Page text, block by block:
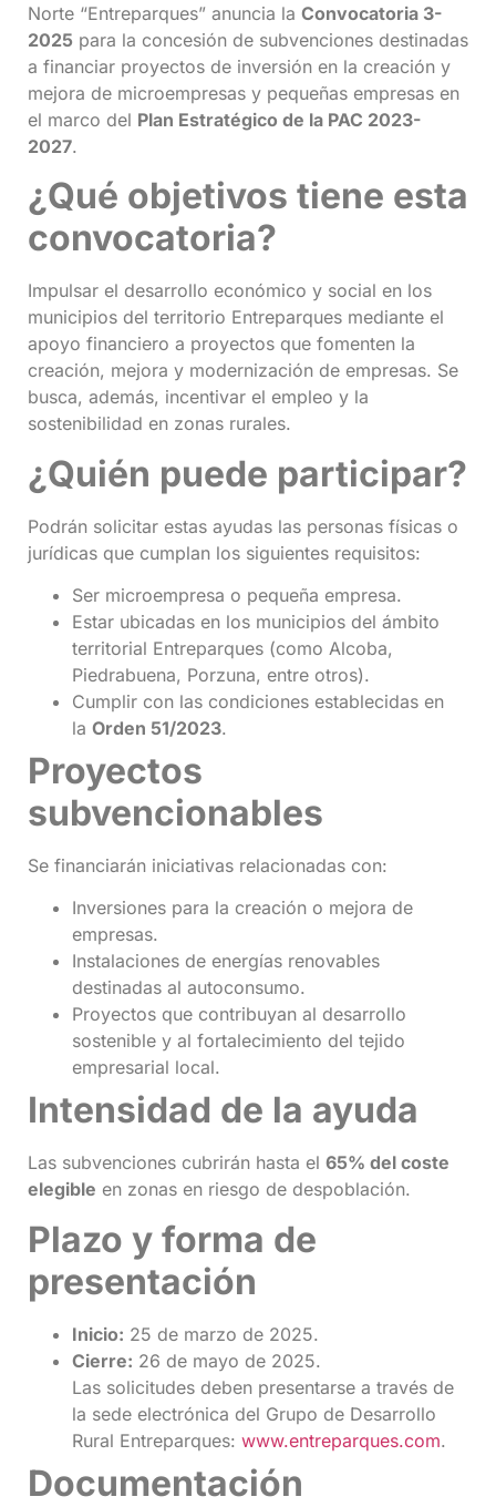
Norte “Entreparques” anuncia la Convocatoria 3-
2025 para la concesión de subvenciones destinadas
a financiar proyectos de inversión en la creación y
mejora de microempresas y pequeñas empresas en
el marco del Plan Estratégico de la PAC 2023-
2027.
¿Qué objetivos tiene esta
convocatoria?
Impulsar el desarrollo económico y social en los
municipios del territorio Entreparques mediante el
apoyo financiero a proyectos que fomenten la
creación, mejora y modernización de empresas. Se
busca, además, incentivar el empleo y la
sostenibilidad en zonas rurales.
¿Quién puede participar?
Podrán solicitar estas ayudas las personas físicas o
jurídicas que cumplan los siguientes requisitos:
Ser microempresa o pequeña empresa.
Estar ubicadas en los municipios del ámbito
territorial Entreparques (como Alcoba,
Piedrabuena, Porzuna, entre otros).
Cumplir con las condiciones establecidas en
la Orden 51/2023.
Proyectos
subvencionables
Se financiarán iniciativas relacionadas con:
Inversiones para la creación o mejora de
empresas.
Instalaciones de energías renovables
destinadas al autoconsumo.
Proyectos que contribuyan al desarrollo
sostenible y al fortalecimiento del tejido
empresarial local.
Intensidad de la ayuda
Las subvenciones cubrirán hasta el 65% del coste
elegible en zonas en riesgo de despoblación.
Plazo y forma de
presentación
Inicio: 25 de marzo de 2025.
Cierre: 26 de mayo de 2025.
Las solicitudes deben presentarse a través de
la sede electrónica del Grupo de Desarrollo
Rural Entreparques: www.entreparques.com.
Documentación